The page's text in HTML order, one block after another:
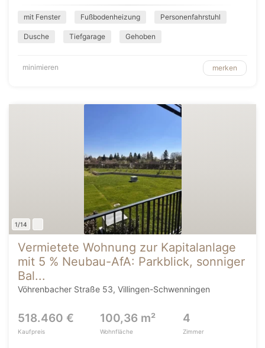
mit Fenster Fußbodenheizung Personenfahrstuhl
Dusche Tiefgarage Gehoben
minimieren merken
1/14
Vermietete Wohnung zur Kapitalanlage
mit 5 % Neubau-AfA: Parkblick, sonniger
Bal...
Vöhrenbacher Straße 53, Villingen-Schwenningen
518.460 €
Kaufpreis
100,36 m²
Wohnfläche
4
Zimmer